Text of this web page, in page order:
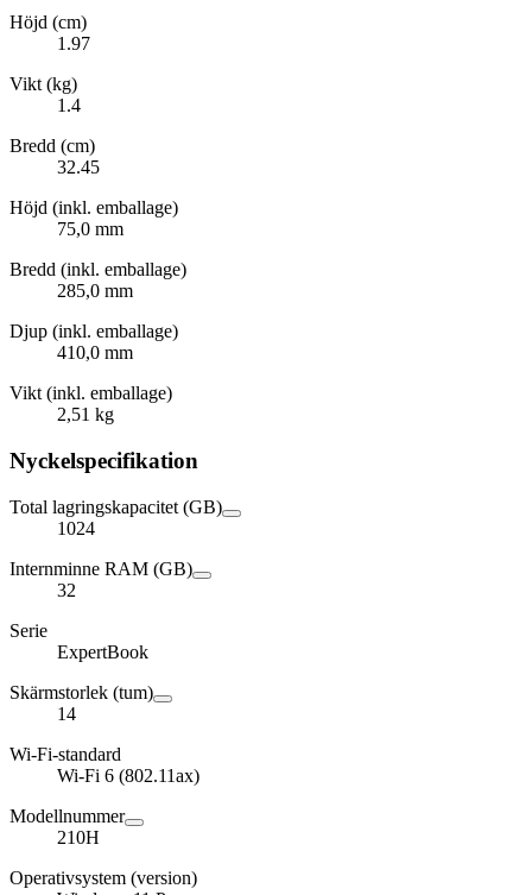
Höjd (cm)
1.97
Vikt (kg)
1.4
Bredd (cm)
32.45
Höjd (inkl. emballage)
75,0 mm
Bredd (inkl. emballage)
285,0 mm
Djup (inkl. emballage)
410,0 mm
Vikt (inkl. emballage)
2,51 kg
Nyckelspecifikation
Total lagringskapacitet (GB)
1024
Internminne RAM (GB)
32
Serie
ExpertBook
Skärmstorlek (tum)
14
Wi-Fi-standard
Wi-Fi 6 (802.11ax)
Modellnummer
210H
Operativsystem (version)